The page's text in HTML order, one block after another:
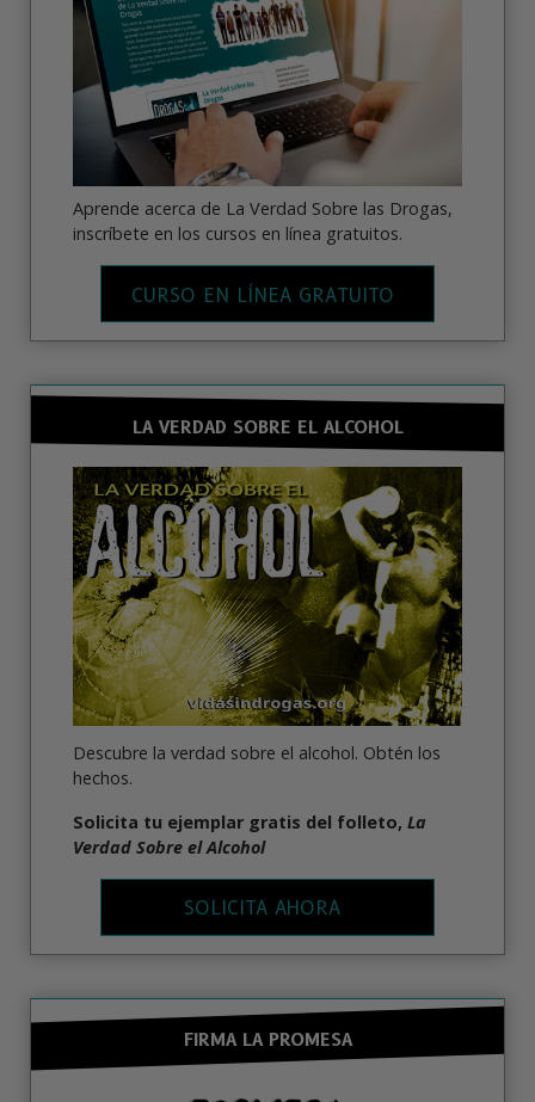
Aprende acerca de La Verdad Sobre las Drogas,
inscríbete en los cursos en línea gratuitos.
CURSO EN LÍNEA GRATUITO
LA VERDAD SOBRE EL ALCOHOL
Descubre la verdad sobre el alcohol. Obtén los
hechos.
Solicita tu ejemplar gratis del folleto, La
Verdad Sobre el Alcohol
SOLICITA AHORA
FIRMA LA PROMESA